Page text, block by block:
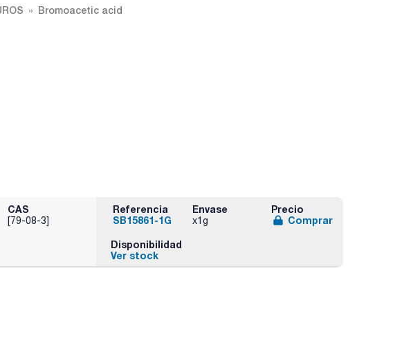
Bromoacetic acid
CAS
[79-08-3]
Referencia
SB15861-1G
Envase
x1g
Precio
Comprar
Disponibilidad
Ver stock